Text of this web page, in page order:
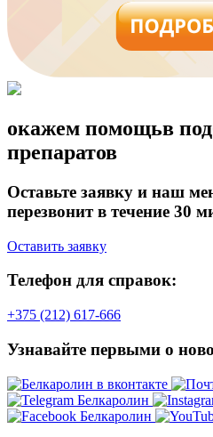
окажем помощьв
препаратов
Оставьте заявку и наш
перезвонит в течение 30
Оставить заявку
Телефон для справок:
+375 (212) 617-666
Узнавайте первыми о